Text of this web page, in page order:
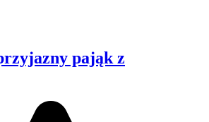
pająk z